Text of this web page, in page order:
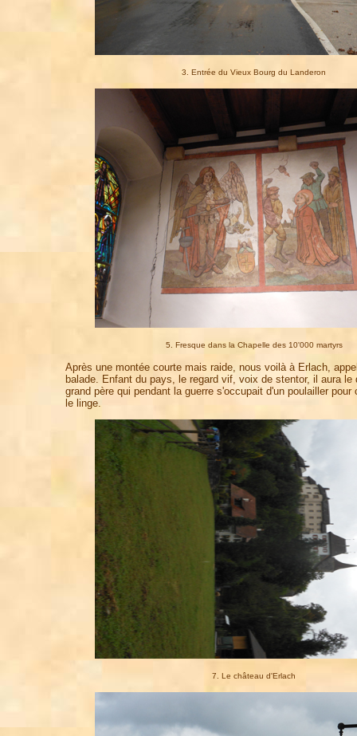
3. Entrée du Vieux Bourg du Landeron
5. Fresque dans la Chapelle des 10'000 martyrs
Après une montée courte mais raide, nous voilà à Erlach,
balade. Enfant du pays, le regard vif, voix de stentor, il aura
grand père qui pendant la guerre s'occupait d'un poulailler
le linge.
7. Le château d'Erlach